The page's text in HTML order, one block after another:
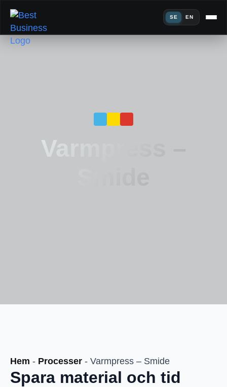
SE EN
Varmpress –
Hem - Processer - Varmpress – Smide
Spara material och tid